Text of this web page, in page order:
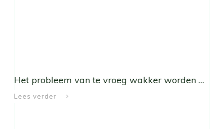
Het probleem van te vroeg wakker worden …
Lees verder